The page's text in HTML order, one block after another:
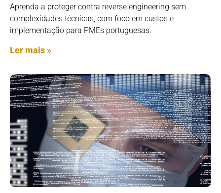
Aprenda a proteger contra reverse engineering sem
complexidades técnicas, com foco em custos e
implementação para PMEs portuguesas.
Ler mais »